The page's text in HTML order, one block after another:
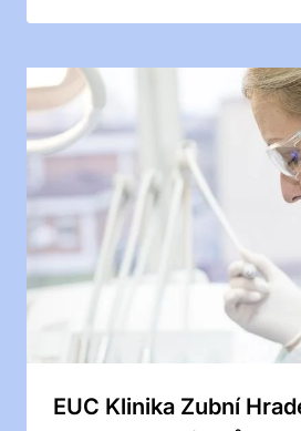
EUC Klinika Zubní